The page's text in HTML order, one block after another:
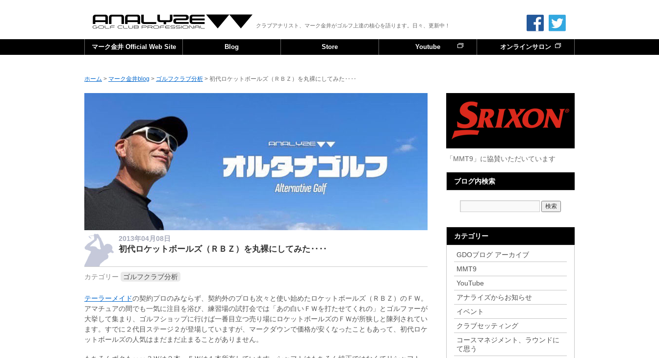
クラブアナリスト、マーク金井がゴルフ上達の核心を語ります。日々、更新中！
マーク金井 Official Web Site Blog Store Youtube オンラインサロン
ホーム > マーク金井blog > ゴルフクラブ分析 > 初代ロケットボールズ（ＲＢＺ）を丸裸にしてみた‥‥
2013年04月08日
初代ロケットボールズ（ＲＢＺ）を丸裸にしてみた‥‥
カテゴリー ゴルフクラブ分析
テーラーメイドの契約プロのみならず、契約外のプロも次々と使い始めたロケットボールズ（ＲＢＺ）のＦＷ。
アマチュアの間でも一気に注目を浴び、練習場の試打会では「あの白いＦＷを打たせてくれの」とゴルファーが
大挙して集まり、ゴルフショップに行けば一番目立つ売り場にロケットボールズのＦＷが所狭しと陳列されてい
ます。すでに２代目ステージ２が登場していますが、マークダウンで価格が安くなったこともあって、初代ロケ
ットボールズの人気はまだまだ止まることがありません。
「MMT9」に協賛いただいています
ブログ内検索
カテゴリー
GDOブログ アーカイブ
MMT9
YouTube
アナライズからお知らせ
イベント
クラブセッティング
コースマネジメント、ラウンドに
て思う